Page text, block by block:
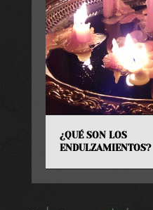
¿QUÉ SON LOS
ENDULZAMIENTOS?